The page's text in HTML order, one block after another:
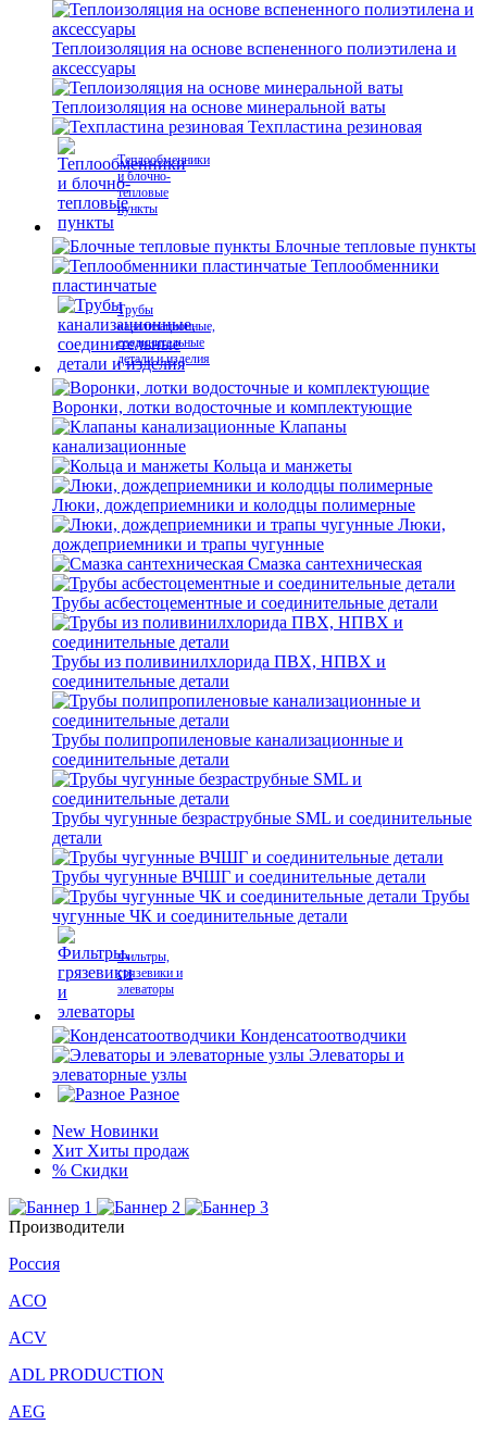
Теплоизоляция на основе вспененного полиэтилена и
аксессуары
Теплоизоляция на основе минеральной ваты
Техпластина резиновая
Теплообменники
и блочно-
тепловые
пункты
Блочные тепловые пункты
Теплообменники
пластинчатые
Трубы
канализационные,
соединительные
детали и изделия
Воронки, лотки водосточные и комплектующие
Клапаны
канализационные
Кольца и манжеты
Люки, дождеприемники и колодцы полимерные
Люки,
дождеприемники и трапы чугунные
Смазка сантехническая
Трубы асбестоцементные и соединительные детали
Трубы из поливинилхлорида ПВХ, НПВХ и
соединительные детали
Трубы полипропиленовые канализационные и
соединительные детали
Трубы чугунные безраструбные SML и соединительные
детали
Трубы чугунные ВЧШГ и соединительные детали
Трубы
чугунные ЧК и соединительные детали
Фильтры,
грязевики и
элеваторы
Конденсатоотводчики
Элеваторы и
элеваторные узлы
Разное
New Новинки
Хит Хиты продаж
% Скидки
Производители
Россия
ACO
ACV
ADL PRODUCTION
AEG